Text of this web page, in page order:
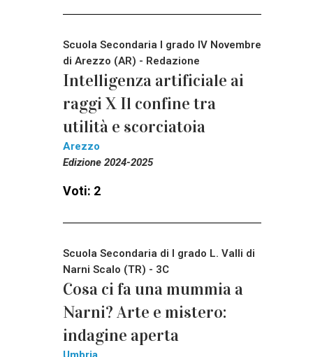
Scuola Secondaria I grado IV Novembre
di Arezzo (AR) - Redazione
Intelligenza artificiale ai
raggi X Il confine tra
utilità e scorciatoia
Arezzo
Edizione 2024-2025
Voti: 2
Scuola Secondaria di I grado L. Valli di
Narni Scalo (TR) - 3C
Cosa ci fa una mummia a
Narni? Arte e mistero:
indagine aperta